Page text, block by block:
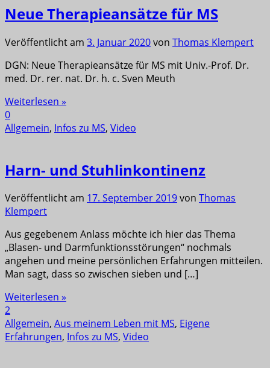
Neue Therapieansätze für MS
Veröffentlicht am 3. Januar 2020von Thomas Klempert
DGN: Neue Therapieansätze für MS mit Univ.-Prof. Dr.
med. Dr. rer. nat. Dr. h. c. Sven Meuth
Weiterlesen »
0
Allgemein, Infos zu MS, Video
Harn- und Stuhlinkontinenz
Veröffentlicht am 17. September 2019von Thomas
Klempert
Aus gegebenem Anlass möchte ich hier das Thema
„Blasen- und Darmfunktionsstörungen“ nochmals
angehen und meine persönlichen Erfahrungen mitteilen.
Man sagt, dass so zwischen sieben und […]
Weiterlesen »
2
Allgemein, Aus meinem Leben mit MS, Eigene
Erfahrungen, Infos zu MS, Video